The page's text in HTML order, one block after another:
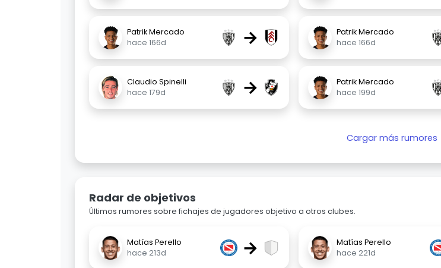
Patrik Mercado
hace 166d
→
Patrik Mercado
hace 166d
Claudio Spinelli
hace 179d
→
Patrik Mercado
hace 199d
Cargar más rumores
Radar de objetivos
Últimos rumores sobre fichajes de jugadores objetivo a otros clubes.
Matías Perello
hace 213d
→
Matías Perello
hace 221d